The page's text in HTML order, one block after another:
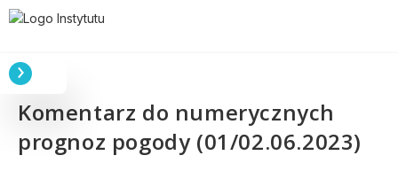
Komentarz do numerycznych
prognoz pogody (01/02.06.2023)